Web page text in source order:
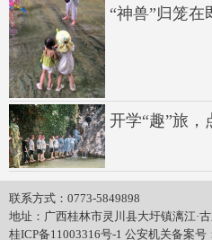
“神兽”归笼在
开学“趣”旅，
联系方式： 0773-5849898
地址：广西桂林市灵川县大圩镇漓江·
桂ICP备11003316号-1 公安机关备案号